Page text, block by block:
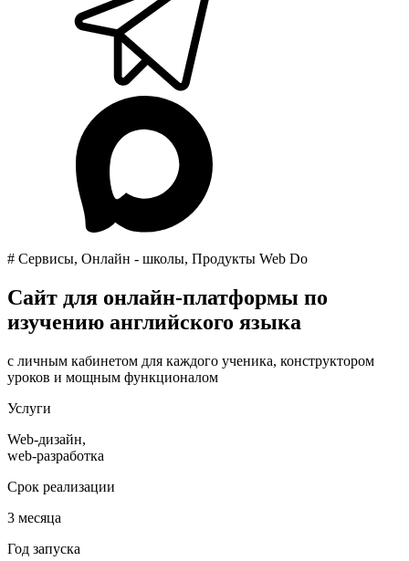
# Сервисы, Онлайн - школы, Продукты Web Do
Сайт для онлайн-платформы по
изучению английского языка
с личным кабинетом для каждого ученика, конструктором
уроков и мощным функционалом
Услуги
Web-дизайн,
web-разработка
Срок реализации
3 месяца
Год запуска